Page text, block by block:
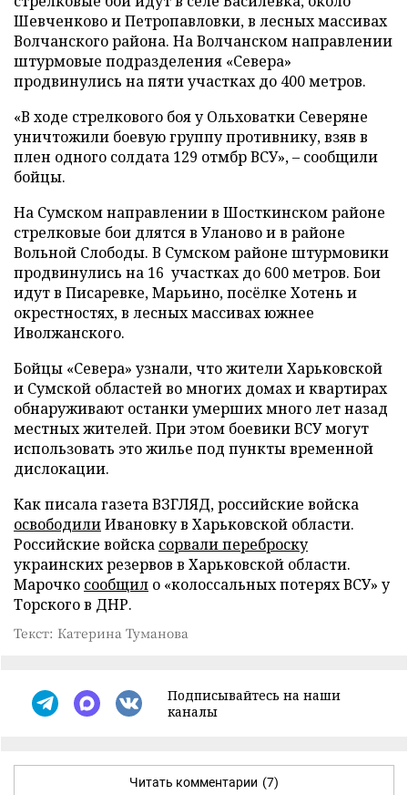
Шевченково и Петропавловки, в лесных массивах
Волчанского района. На Волчанском направлении
штурмовые подразделения «Севера»
продвинулись на пяти участках до 400 метров.
«В ходе стрелкового боя у Ольховатки Северяне
уничтожили боевую группу противнику, взяв в
плен одного солдата 129 отмбр ВСУ», – сообщили
бойцы.
На Сумском направлении в Шосткинском районе
стрелковые бои длятся в Уланово и в районе
Вольной Слободы. В Сумском районе штурмовики
продвинулись на 16 участках до 600 метров. Бои
идут в Писаревке, Марьино, посёлке Хотень и
окрестностях, в лесных массивах южнее
Иволжанского.
Бойцы «Севера» узнали, что жители Харьковской
и Сумской областей во многих домах и квартирах
обнаруживают останки умерших много лет назад
местных жителей. При этом боевики ВСУ могут
использовать это жилье под пункты временной
дислокации.
Как писала газета ВЗГЛЯД, российские войска
освободилиИвановку в Харьковской области.
Российские войска сорвали переброску
украинских резервов в Харьковской области.
Марочко сообщил о «колоссальных потерях ВСУ» у
Торского в ДНР.
Текст: Катерина Туманова
Подписывайтесь на наши
каналы
Читать комментарии (7)